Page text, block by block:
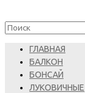
ГЛАВНАЯ
БАЛКОН
БОНСАЙ
ЛУКОВИЧНЫЕ